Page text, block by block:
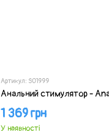
Артикул: SO1999
Анальний стимулятор -
1 369 грн
У наявності